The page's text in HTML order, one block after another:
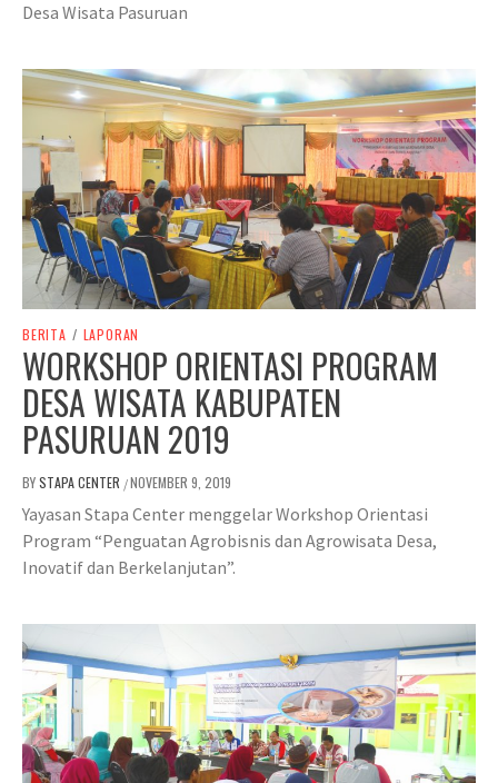
Desa Wisata Pasuruan
BERITA / LAPORAN
WORKSHOP ORIENTASI PROGRAM
DESA WISATA KABUPATEN
PASURUAN 2019
BYSTAPA CENTER /NOVEMBER 9, 2019
Yayasan Stapa Center menggelar Workshop Orientasi
Program “Penguatan Agrobisnis dan Agrowisata Desa,
Inovatif dan Berkelanjutan”.